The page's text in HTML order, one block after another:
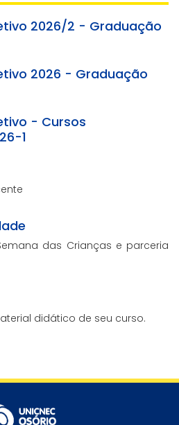
2026/2 - Graduação
2026 - Graduação
- Cursos
1
das Crianças e parceria
didático de seu curso.